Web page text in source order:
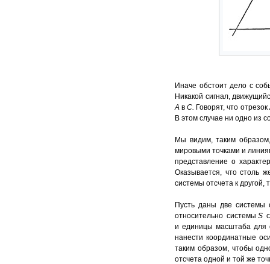
Иначе обстоит дело с
Никакой сигнал,
АвС. Говорят, что отрезок
В этом случае ни одно из
Мы видим, таким
мировыми точками и
представление о
Оказывается, что столь
системы отсчета к
Пусть даны две
относительно системыS
и единицы масштаба для
нанести координатные
таким образом, чтобы
отсчета одной и той же